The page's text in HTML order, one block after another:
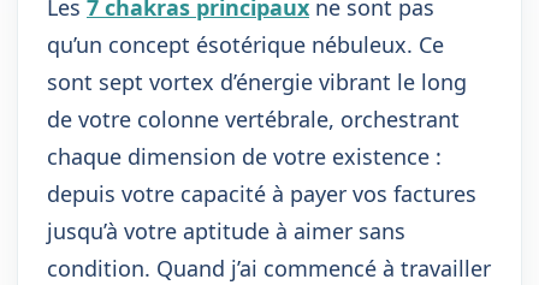
Les 7 chakras principaux ne sont pas
qu’un concept ésotérique nébuleux. Ce
sont sept vortex d’énergie vibrant le long
de votre colonne vertébrale, orchestrant
chaque dimension de votre existence :
depuis votre capacité à payer vos factures
jusqu’à votre aptitude à aimer sans
condition. Quand j’ai commencé à travailler